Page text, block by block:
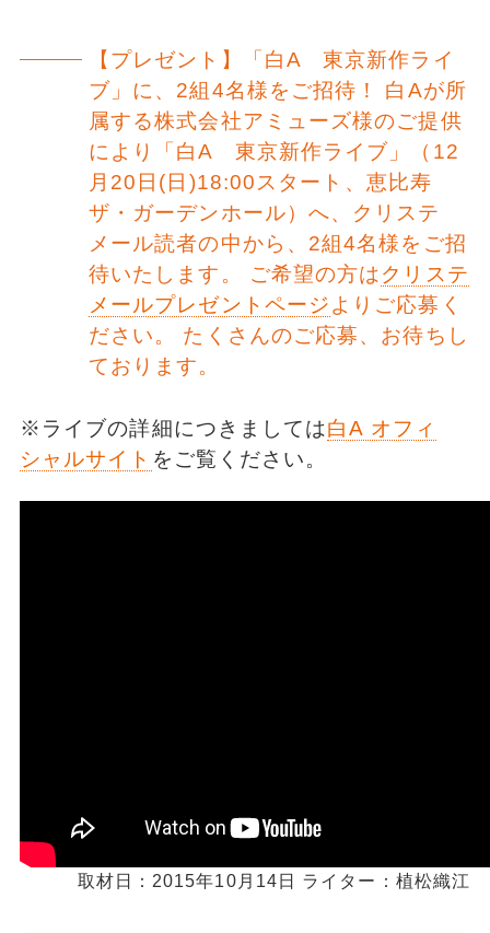
【プレゼント】「白A 東京新作ライ
ブ」に、2組4名様をご招待！ 白Aが所
属する株式会社アミューズ様のご提供
により「白A 東京新作ライブ」（12
月20日(日)18:00スタート、恵比寿
ザ・ガーデンホール）へ、クリステ
メール読者の中から、2組4名様をご招
待いたします。 ご希望の方はクリステ
メールプレゼントページよりご応募く
ださい。 たくさんのご応募、お待ちし
ております。
※ライブの詳細につきましては白A オフィ
シャルサイト をご覧ください。
取材日：2015年10月14日 ライター：植松織江